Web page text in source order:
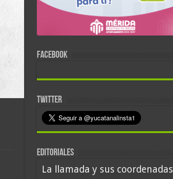
FACEBOOK
TWITTER
EDITORIALES
La llamada y sus coordenadas